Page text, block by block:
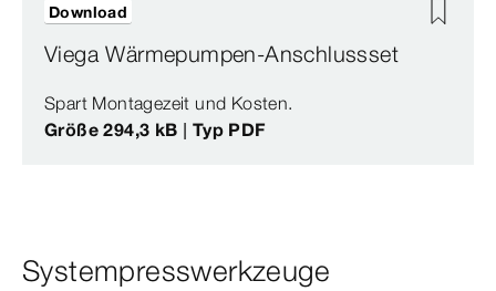
Viega Wärmepumpen-Anschlussset
Spart Montagezeit und Kosten.
Größe 294,3 kB | Typ PDF
Download
Systempresswerkzeuge